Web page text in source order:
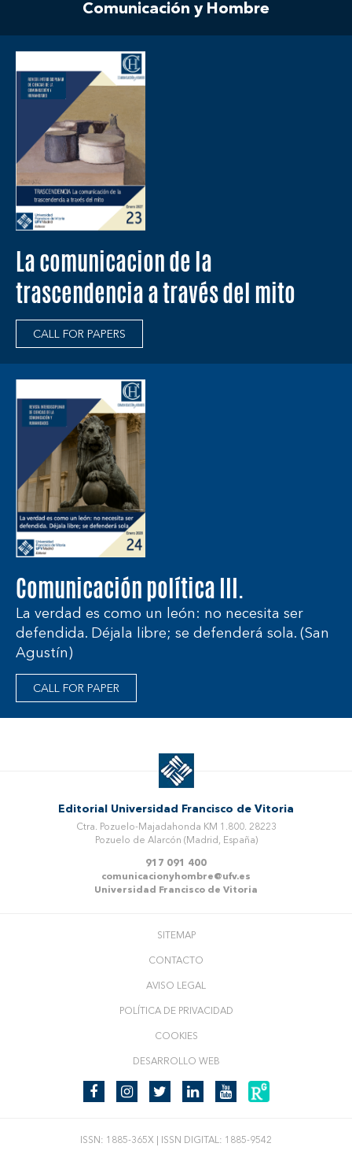
Comunicación y Hombre
La comunicacion de la
trascendencia a través del mito
CALL FOR PAPERS
Comunicación política III.
La verdad es como un león: no necesita ser
defendida. Déjala libre; se defenderá sola. (San
Agustín)
CALL FOR PAPER
Editorial Universidad Francisco de Vitoria
Ctra. Pozuelo-Majadahonda KM 1.800. 28223
Pozuelo de Alarcón (Madrid, España)
917 091 400
comunicacionyhombre@ufv.es
Universidad Francisco de Vitoria
SITEMAP
CONTACTO
AVISO LEGAL
POLÍTICA DE PRIVACIDAD
COOKIES
DESARROLLO WEB
ISSN: 1885-365X | ISSN DIGITAL: 1885-9542